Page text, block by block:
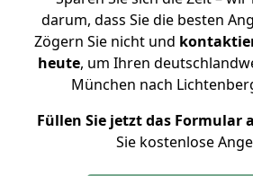
darum, dass Sie die besten
Zögern Sie nicht und
heute, um Ihren
München nach
Füllen Sie jetzt das Formular
Sie kostenlose